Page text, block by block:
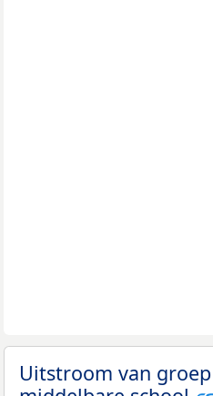
Uitstroom van